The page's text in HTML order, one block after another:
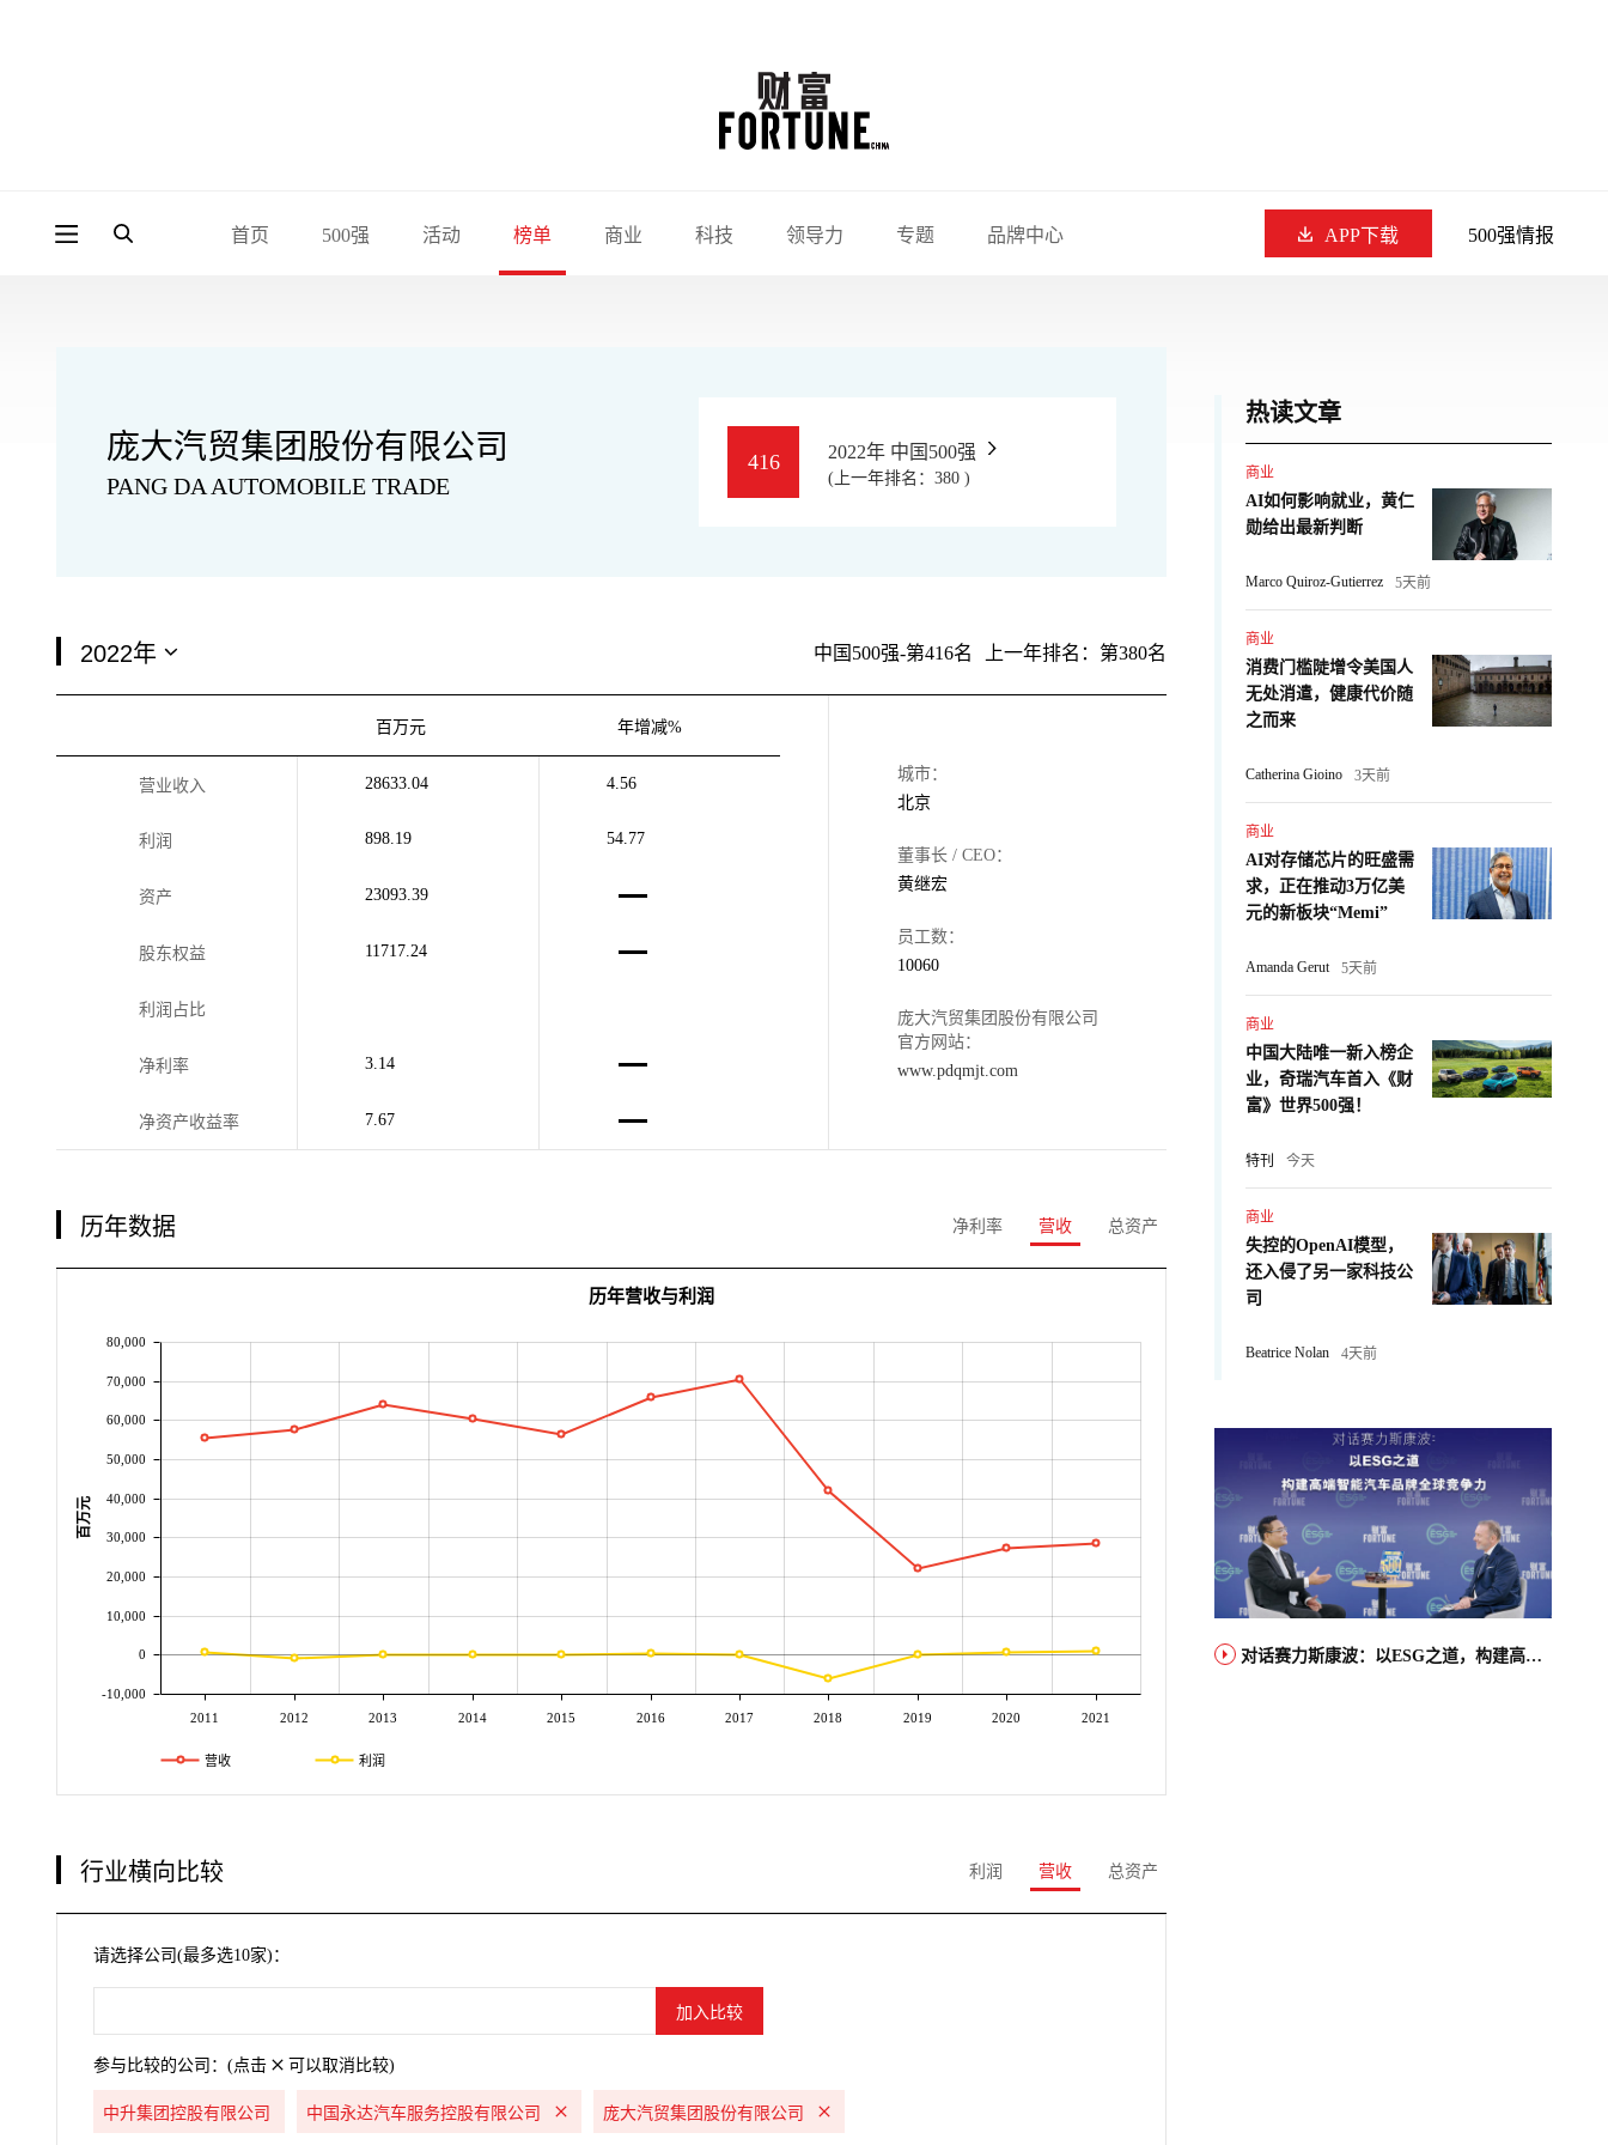
首页 500强 活动 榜单 商业 科技 领导力 专题 品牌中心 APP下载 500强情报
庞大汽贸集团股份有限公司
PANG DA AUTOMOBILE TRADE
416 2022年 中国500强
(上一年排名：380 )
中国500强-第416名 上一年排名：第380名
百万元 年增减%
营业收入 28633.04 4.56
利润 898.19 54.77
资产 23093.39
股东权益 11717.24
利润占比
净利率 3.14
净资产收益率 7.67
城市：
北京
董事长 / CEO：
黄继宏
员工数：
10060
庞大汽贸集团股份有限公司
官方网站：
www.pdqmjt.com
历年数据 净利率 营收 总资产
2011 2012 2013 2014 2015 2016 2017 2018 2019 2020 2021
-10,000
0
10,000
20,000
30,000
40,000
50,000
60,000
70,000
80,000
百万元
历年营收与利润
营收 利润
行业横向比较 利润 营收 总资产
请选择公司(最多选10家)：
参与比较的公司：(点击 可以取消比较)
中升集团控股有限公司 中国永达汽车服务控股有限公司 庞大汽贸集团股份有限公司
热读文章
商业
AI如何影响就业，黄仁
勋给出最新判断
Marco Quiroz-Gutierrez 5天前
商业
消费门槛陡增令美国人
无处消遣，健康代价随
之而来
Catherina Gioino 3天前
商业
AI对存储芯片的旺盛需
求，正在推动3万亿美
元的新板块“Memi”
Amanda Gerut 5天前
商业
中国大陆唯一新入榜企
业，奇瑞汽车首入《财
富》世界500强！
特刊 今天
商业
失控的OpenAI模型，
还入侵了另一家科技公
司
Beatrice Nolan 4天前
对话赛力斯康波：以ESG之道，构建高端智能汽车品牌全球竞争力